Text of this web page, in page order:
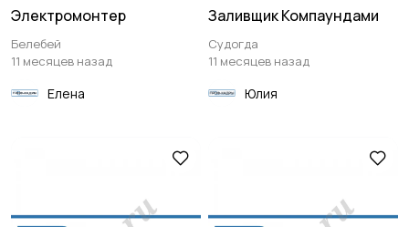
Электромонтер
Белебей
11 месяцев назад
Елена
Заливщик Компаундами
Судогда
11 месяцев назад
Юлия